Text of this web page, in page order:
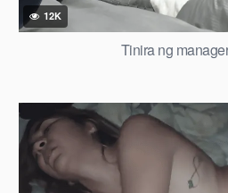
12K
Tinira ng